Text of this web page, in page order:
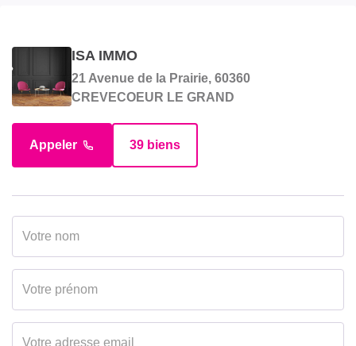
Fenêtres
Chambres
ISA IMMO
21 Avenue de la Prairie, 60360
CREVECOEUR LE GRAND
Appeler 39 biens